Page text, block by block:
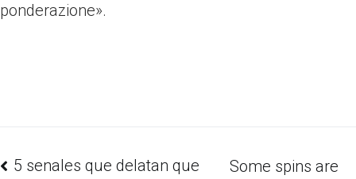
ponderazione».
5 senales que delatan que
Some spins are